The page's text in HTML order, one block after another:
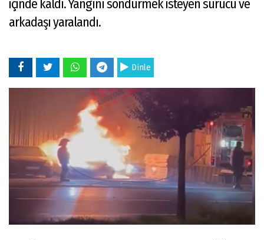
içinde kaldı. Yangını söndürmek isteyen sürücü ve
arkadaşı yaralandı.
Dinle